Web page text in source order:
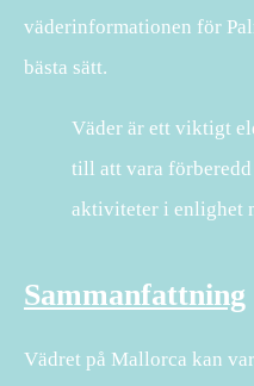
väderinformationen för
bästa sätt.
Väder är ett viktigt
till att vara
aktiviteter i enlighet
Sammanfattning
Vädret på Mallorca kan